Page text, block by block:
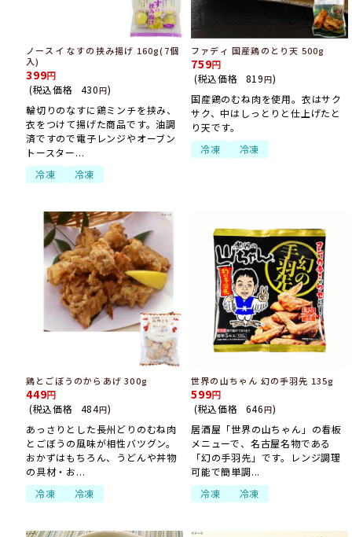
ノースイ なすの挟み揚げ 160g(7個
入)
399
(税込価格 430円)
輪切りのなすに鶏ミンチを挟み、
衣をつけて揚げた商品です。油調
済ですので電子レンジやオーブン
トースター...
冷凍
冷凍
ファディ 国産鶏のとり天 500g
759
(税込価格 819円)
国産鶏のむね肉を使用。衣はサク
サク、中はしっとりと仕上げたと
り天です。
冷凍
冷凍
鶏とごぼうのからあげ 300g
449
(税込価格 484円)
あっさりとした長州どりのむね肉
とごぼうの風味が相性バツグン。
おかずはもちろん、うどんや丼物
の具材・お...
冷凍
冷凍
世界の山ちゃん 幻の手羽先 135g
599
(税込価格 646円)
居酒屋「世界の山ちゃん」の看板
メニューで、名古屋名物である
「幻の手羽先」です。レンジ調理
可能で簡単調...
冷凍
冷凍